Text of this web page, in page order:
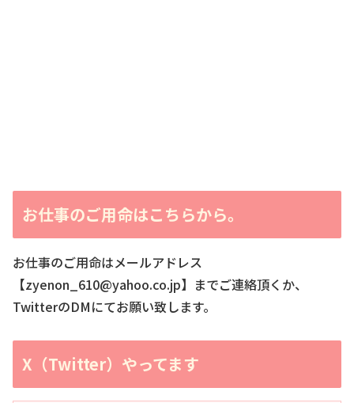
お仕事のご用命はこちらから。
お仕事のご用命はメールアドレス
【zyenon_610@yahoo.co.jp】までご連絡頂くか、
TwitterのDMにてお願い致します。
X（Twitter）やってます